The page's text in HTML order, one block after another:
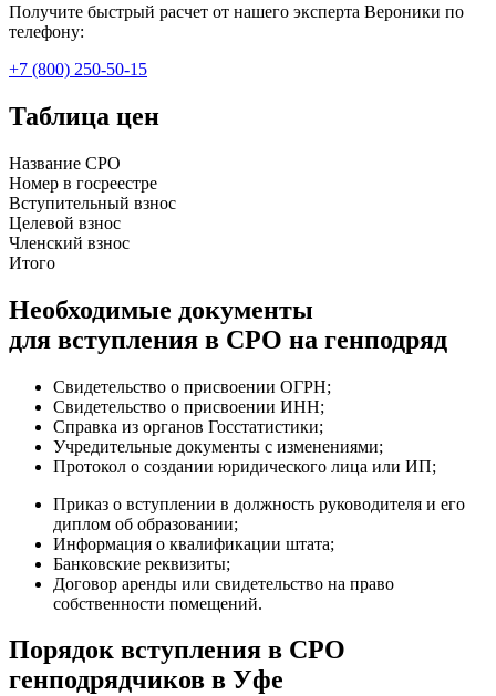
Получите быстрый расчет от нашего эксперта Вероники по
телефону:
+7 (800) 250-50-15
Таблица цен
Название СРО
Номер в госреестре
Вступительный взнос
Целевой взнос
Членский взнос
Итого
Необходимые документы
для вступления в СРО на генподряд
Свидетельство о присвоении ОГРН;
Свидетельство о присвоении ИНН;
Справка из органов Госстатистики;
Учредительные документы с изменениями;
Протокол о создании юридического лица или ИП;
Приказ о вступлении в должность руководителя и его
диплом об образовании;
Информация о квалификации штата;
Банковские реквизиты;
Договор аренды или свидетельство на право
собственности помещений.
Порядок вступления в СРО
генподрядчиков в Уфе